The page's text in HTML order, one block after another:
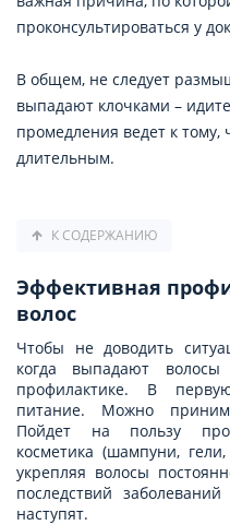
проконсультироваться у
В общем, не следует
выпадают клочками –
промедления ведет к тому,
длительным.
К СОДЕРЖАНИЮ
Эффективная
волос
Чтобы не доводить
когда выпадают
профилактике. В
питание. Можно
Пойдет на пользу
косметика (шампуни,
укрепляя волосы
последствий
наступят.